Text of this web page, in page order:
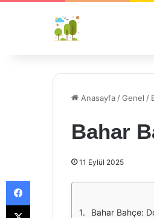
Anasayfa /Genel /
Bahar
11 Eylül 2025
Bahar Bahçe:
Facebook
X